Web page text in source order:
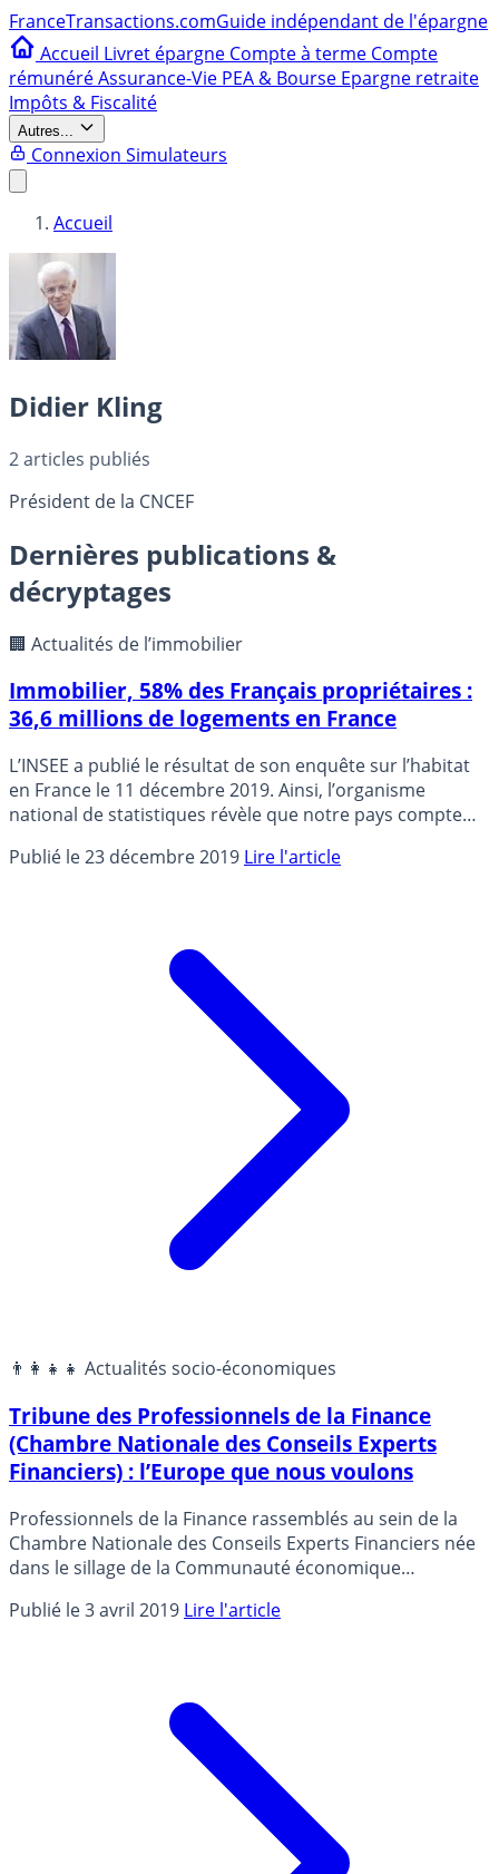
FranceTransactions.comGuide indépendant de l'épargne
Accueil Livret épargne Compte à terme Compte
rémunéréAssurance-Vie PEA & Bourse Epargne retraite
Impôts & Fiscalité
Autres...
Connexion Simulateurs
Accueil
Didier Kling
2articles publiés
Président de la CNCEF
Dernières publications &
décryptages
🏢 Actualités de l’immobilier
Immobilier, 58% des Français propriétaires :
36,6 millions de logements en France
L’INSEE a publié le résultat de son enquête sur l’habitat
en France le 11 décembre 2019. Ainsi, l’organisme
national de statistiques révèle que notre pays compte
principales et 56 %, des logements individuels. Cette
Publié le 23 décembre 2019 Lire l'article
👨‍👩‍👧‍👧 Actualités socio-économiques
Tribune des Professionnels de la Finance
(Chambre Nationale des Conseils Experts
Financiers) : l’Europe que nous voulons
Professionnels de la Finance rassemblés au sein de la
Chambre Nationale des Conseils Experts Financiers née
dans le sillage de la Communauté économique
défendre l’Europe que nous voulons.
Publié le 3 avril 2019 Lire l'article